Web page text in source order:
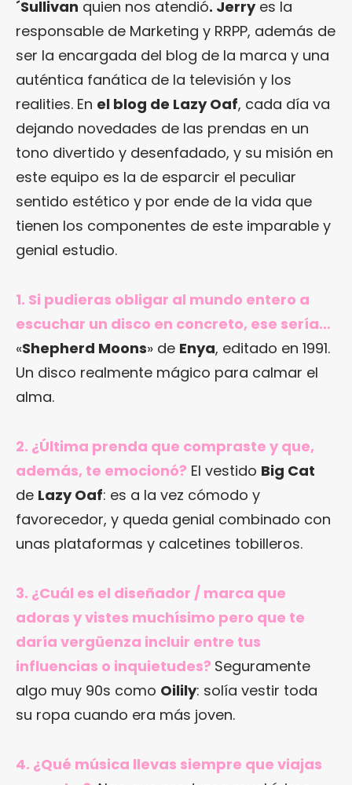
´Sullivan quien nos atendió. Jerryes la
responsable de Marketing y RRPP, además de
ser la encargada del blog de la marca y una
auténtica fanática de la televisión y los
realities. En el blog de Lazy Oaf, cada día va
dejando novedades de las prendas en un
tono divertido y desenfadado, y su misión en
este equipo es la de esparcir el peculiar
sentido estético y por ende de la vida que
tienen los componentes de este imparable y
genial estudio.
1. Si pudieras obligar al mundo entero a
escuchar un disco en concreto, ese sería…
«Shepherd Moons» de Enya, editado en 1991.
Un disco realmente mágico para calmar el
alma.
2. ¿Última prenda que compraste y que,
además, te emocionó? El vestido Big Cat
de Lazy Oaf: es a la vez cómodo y
favorecedor, y queda genial combinado con
unas plataformas y calcetines tobilleros.
3. ¿Cuál es el diseñador / marca que
adoras y vistes muchísimo pero que te
daría vergüenza incluir entre tus
influencias o inquietudes? Seguramente
algo muy 90s como Oilily: solía vestir toda
su ropa cuando era más joven.
4. ¿Qué música llevas siempre que viajas